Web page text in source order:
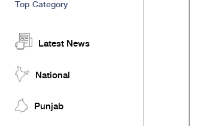
Top Category
Latest News
National
Punjab